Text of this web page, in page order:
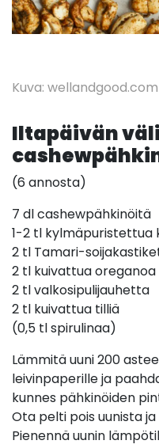
Kuva: wellandgood.com
Iltapäivän
(6 annosta)
7 dl cashewpähkinöitä
1-2 tl kylmäpuristettua
2 tl Tamari-
2 tl kuivattua oreganoa
2 tl valkosipulijauhetta
2 tl kuivattua tilliä
(0,5 tl spirulinaa)
Lämmitä uuni 200
leivinpaperille ja
kunnes pähkinöiden
Ota pelti pois uunista
Pienennä uunin